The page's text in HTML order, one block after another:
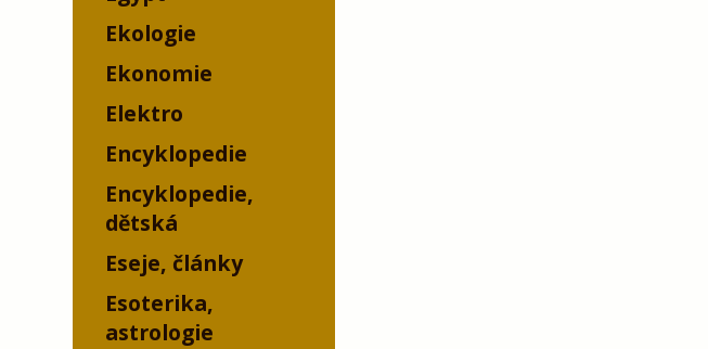
Ekologie
Ekonomie
Elektro
Encyklopedie
Encyklopedie,
dětská
Eseje, články
Esoterika,
astrologie